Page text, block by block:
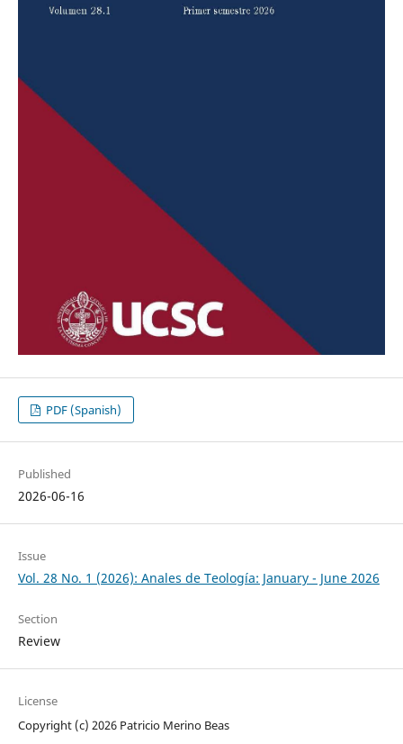
PDF (Spanish)
Published
2026-06-16
Issue
Vol. 28 No. 1 (2026): Anales de Teología: January - June 2026
Section
Review
License
Copyright (c) 2026 Patricio Merino Beas